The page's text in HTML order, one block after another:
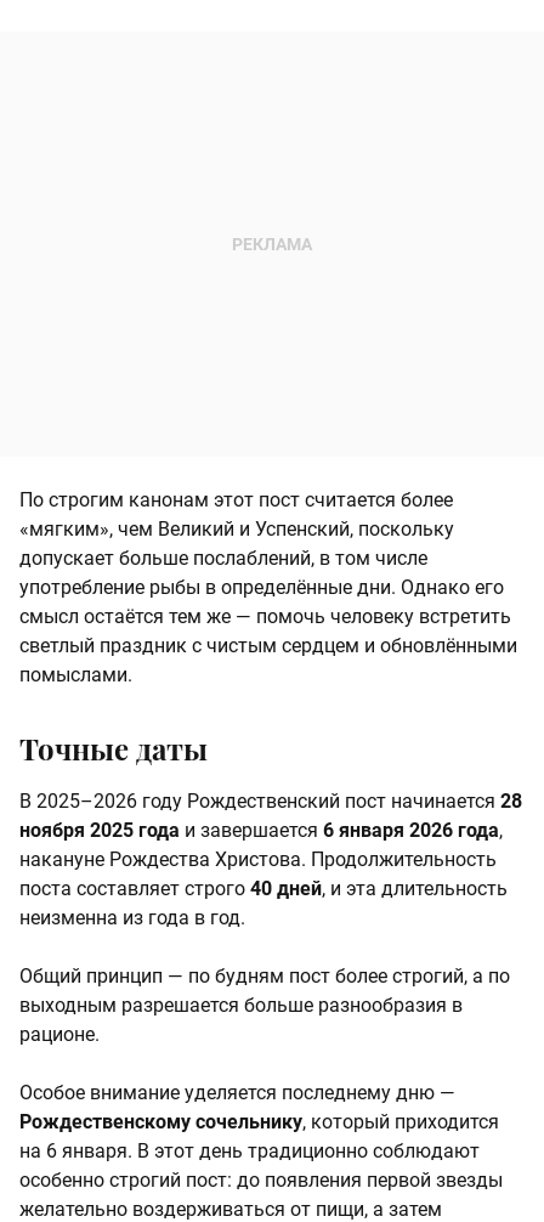
По строгим канонам этот пост считается более
«мягким», чем Великий и Успенский, поскольку
допускает больше послаблений, в том числе
употребление рыбы в определённые дни. Однако его
смысл остаётся тем же — помочь человеку встретить
светлый праздник с чистым сердцем и обновлёнными
помыслами.
Точные даты
В 2025–2026 году Рождественский пост начинается 28
ноября 2025 года и завершается 6 января 2026 года,
накануне Рождества Христова. Продолжительность
поста составляет строго 40 дней, и эта длительность
неизменна из года в год.
Общий принцип — по будням пост более строгий, а по
выходным разрешается больше разнообразия в
рационе.
Особое внимание уделяется последнему дню —
Рождественскому сочельнику, который приходится
на 6 января. В этот день традиционно соблюдают
особенно строгий пост: до появления первой звезды
желательно воздерживаться от пищи, а затем